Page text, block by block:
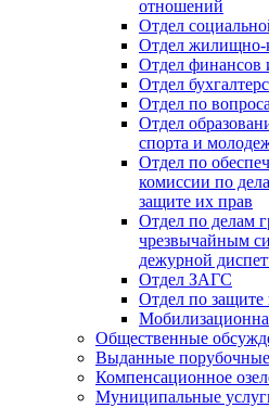
отношений
Отдел
Отдел жилищно-
Отдел финансов
Отдел
Отдел по
Отдел
спорта и
Отдел по
комиссии по
защите их прав
Отдел по делам
чрезвычайным
дежурной
Отдел ЗАГС
Отдел по защите
Общественные
Выданные
Компенсационное
Муниципальные